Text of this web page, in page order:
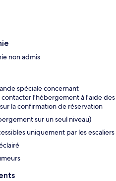
non admis
spéciale concernant
contacter l'hébergement à l'aide des
la confirmation de réservation
sur un seul niveau)
uniquement par les escaliers